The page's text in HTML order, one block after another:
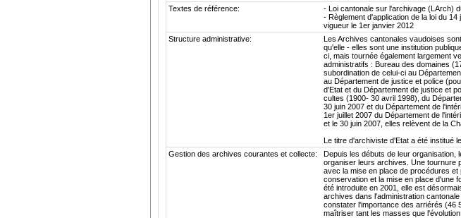
Textes de référence:
- Loi cantonale sur l'archivage (LArch)
- Règlement d'application de la loi du
vigueur le 1er janvier 2012
Structure administrative:
Les Archives cantonales vaudoises
qu'elle - elles sont une institution
ci, mais tournée également largement
administratifs : Bureau des domaines
subordination de celui-ci au
au Département de justice et police
d'Etat et du Département de justice et
cultes (1900- 30 avril 1998), du
30 juin 2007 et du Département de
1er juillet 2007 du Département de
et le 30 juin 2007, elles relèvent de la
Le titre d'archiviste d'Etat a été institué
Gestion des archives courantes et collecte:
Depuis les débuts de leur organisation,
organiser leurs archives. Une tournure
avec la mise en place de procédures
conservation et la mise en place d'une
été introduite en 2001, elle est
archives dans l'administration
constater l'importance des arriérés (46
maîtriser tant les masses que